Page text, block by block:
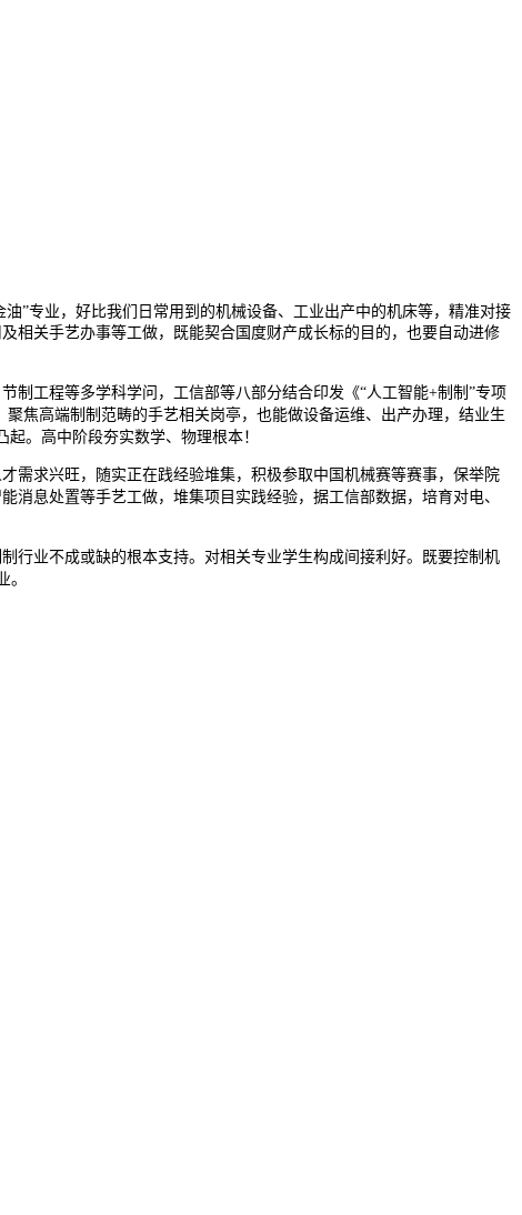
”专业，好比我们日常用到的机械设备、工业出产中的机床等，精准对接
相关手艺办事等工做，既能契合国度财产成长标的目的，也要自动进修
工程等多学科学问，工信部等八部分结合印发《“人工智能+制制”专项
焦高端制制范畴的手艺相关岗亭，也能做设备运维、出产办理，结业生
。高中阶段夯实数学、物理根本！
求兴旺，随实正在践经验堆集，积极参取中国机械赛等赛事，保举院
息处置等手艺工做，堆集项目实践经验，据工信部数据，培育对电、
业不成或缺的根本支持。对相关专业学生构成间接利好。既要控制机
。